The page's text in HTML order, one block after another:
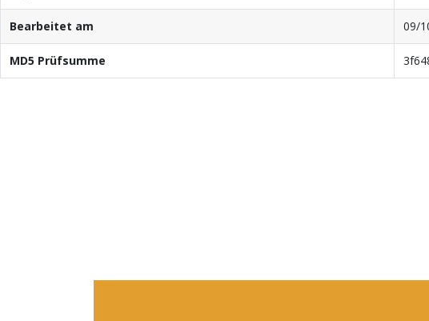
Bearbeitet am 09/
MD5 Prüfsumme